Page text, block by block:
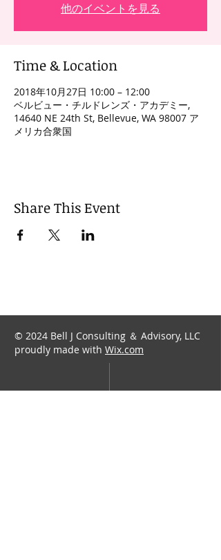
他のイベントを見る
Time & Location
2018年10月27日 10:00 – 12:00
ベルビュー・チルドレンズ・アカデミー,
14640 NE 24th St, Bellevue, WA 98007 ア
メリカ合衆国
Share This Event
© 2024 Bell J Consulting ＆ Advisory, LLC
proudly made with Wix.com